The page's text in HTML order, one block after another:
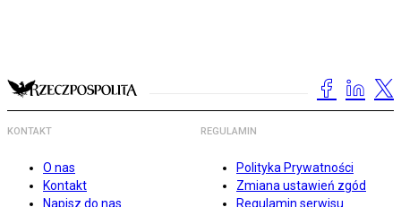
KONTAKT
O nas
Kontakt
Napisz do nas
REGULAMIN
Polityka Prywatności
Zmiana ustawień zgód
Regulamin serwisu